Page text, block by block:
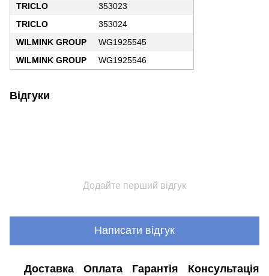
TRICLO
353023
TRICLO
353024
WILMINK GROUP
WG1925545
WILMINK GROUP
WG1925546
Відгуки
Додайте перший відгук
Написати відгук
Доставка Оплата Гарантія Консультація